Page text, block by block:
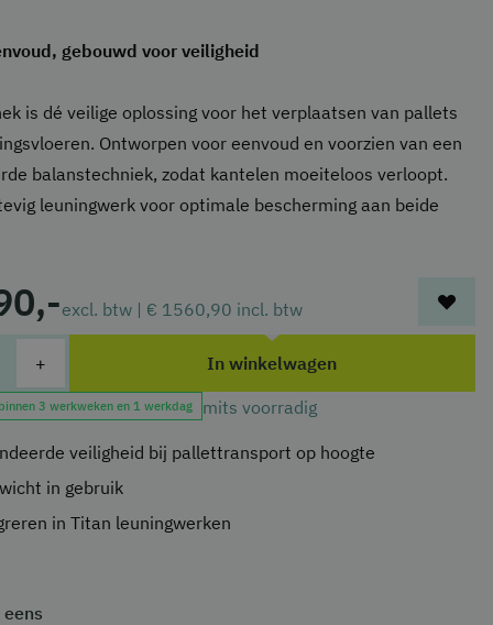
gebouwd voor veiligheid
is dé veilige oplossing voor het verplaatsen van pallets
Ontworpen voor eenvoud en voorzien van een
balanstechniek, zodat kantelen moeiteloos verloopt.
leuningwerk voor optimale bescherming aan beide
excl. btw | € 1560,90 incl. btw
+ In winkelwagen
3 werkweken en 1 werkdag mits voorradig
veiligheid bij pallettransport op hoogte
in gebruik
in Titan leuningwerken